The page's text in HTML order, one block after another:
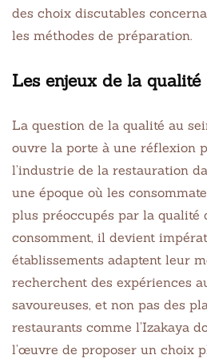
des choix discutables
les méthodes de préparation.
Les enjeux de la qualité
La question de la qualité au
ouvre la porte à une réflexion
l’industrie de la restauration
une époque où les
plus préoccupés par la qualité
consomment, il devient
établissements adaptent leur
recherchent des expériences
savoureuses, et non pas des
restaurants comme l’Izakaya
l’œuvre de proposer un choix